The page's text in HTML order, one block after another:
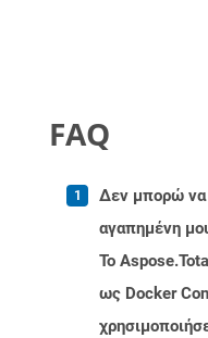
FAQ
Δεν μπορώ να
αγαπημένη
Το
ως Docker